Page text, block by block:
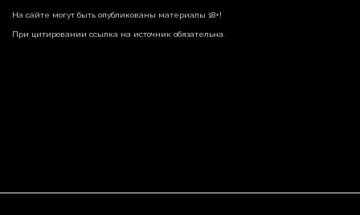
На сайте могут быть опубликованы материалы 18+!
При цитировании ссылка на источник обязательна.